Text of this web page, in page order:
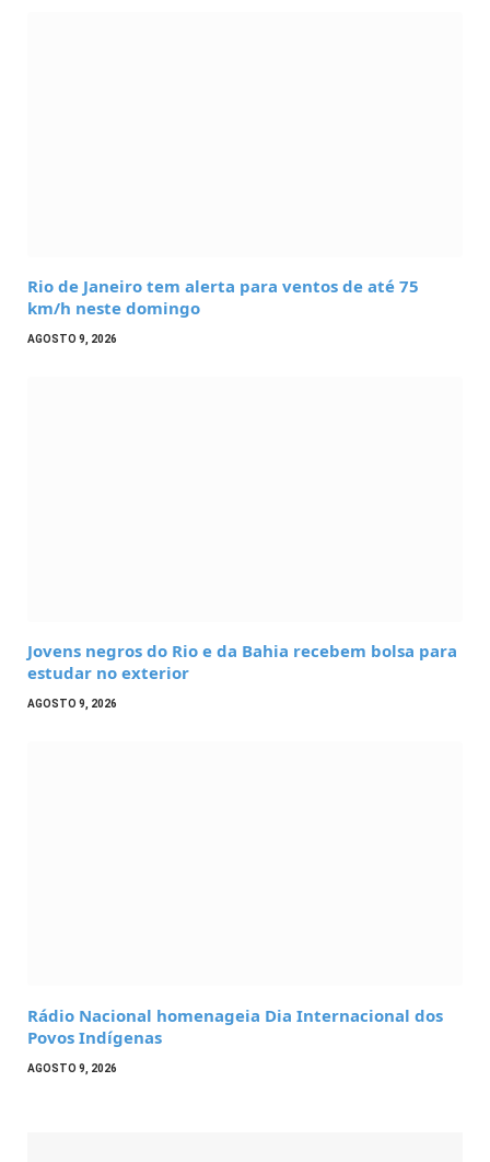
Rio de Janeiro tem alerta para ventos de até 75
km/h neste domingo
AGOSTO 9, 2026
Jovens negros do Rio e da Bahia recebem bolsa para
estudar no exterior
AGOSTO 9, 2026
Rádio Nacional homenageia Dia Internacional dos
Povos Indígenas
AGOSTO 9, 2026